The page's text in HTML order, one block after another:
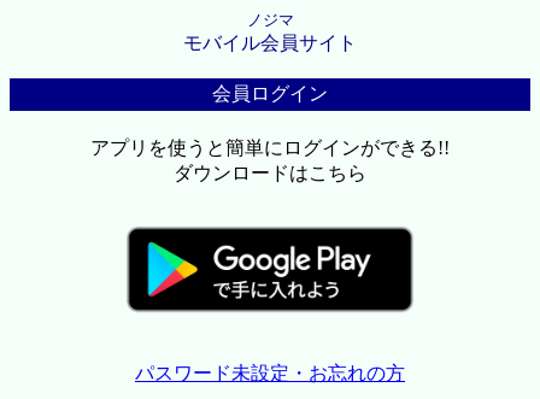
ノジマ
モバイル会員サイト
会員ログイン
アプリを使うと簡単にログインができる!!
ダウンロードはこちら
パスワード未設定・お忘れの方